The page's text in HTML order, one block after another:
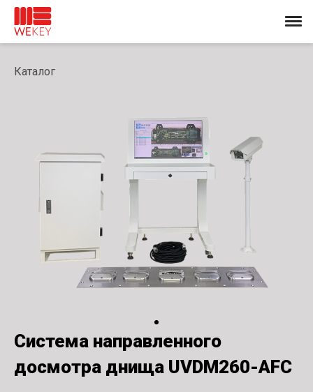
Каталог
Система направленного
досмотра днища UVDM260-AFC